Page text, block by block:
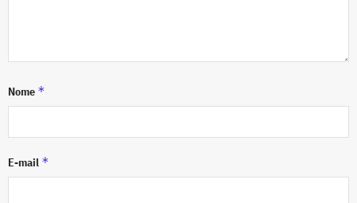
Nome *
E-mail *